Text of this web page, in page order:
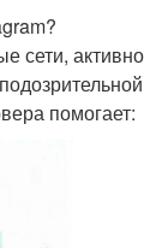
сети, активно
помогает: